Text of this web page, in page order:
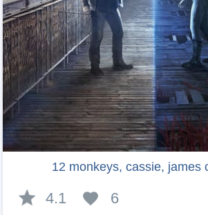
12 monkeys, cassie, james
4.1 6